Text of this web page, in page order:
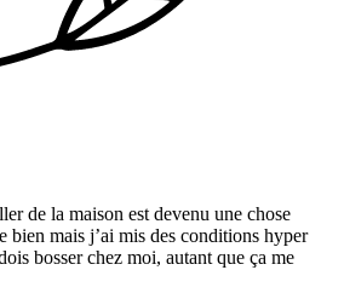
de la maison est devenu une chose
mais j’ai mis des conditions hyper
bosser chez moi, autant que ça me